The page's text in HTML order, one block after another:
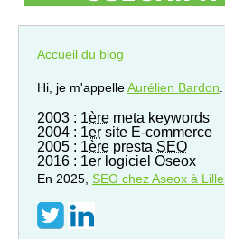
Accueil du blog
Hi, je m'appelleAurélien Bardon
2003 : 1ère meta keywords
2004 : 1er site E-commerce
2005 : 1ère presta SEO
2016 : 1er logiciel Oseox
En 2025, SEO chez Aseox à Lille